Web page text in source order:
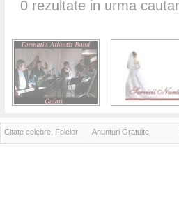
0 rezultate in urma
Citate celebre, Folclor Anunturi Gratuite